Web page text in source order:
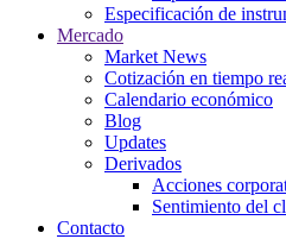
Especificación de
Mercado
Market News
Cotización en tiempo
Calendario económico
Blog
Updates
Derivados
Acciones
Sentimiento del
Contacto